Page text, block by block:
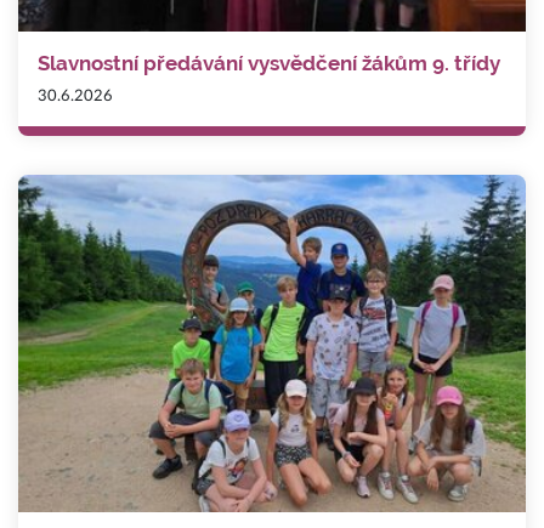
Slavnostní předávání vysvědčení žákům 9. třídy
30.6.2026